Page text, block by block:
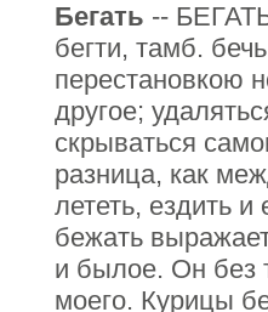
Бегать --
бегти, тамб.
перестановкою
другое;
скрываться
разница, как
лететь, ездить
бежать
и былое. Он без
моего. Курицы